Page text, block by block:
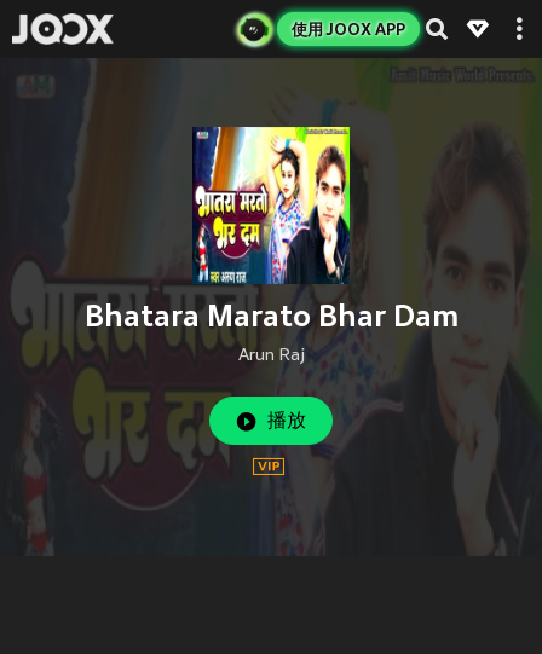
使用 JOOX APP
Bhatara Marato Bhar Dam
Arun Raj
播放